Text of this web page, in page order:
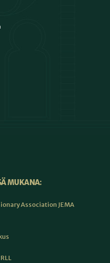
MUKANA:
Association JEMA